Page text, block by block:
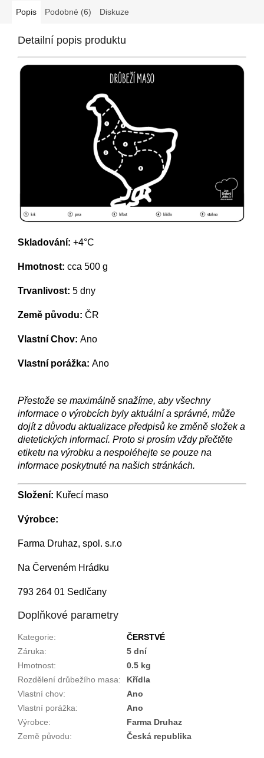
Popis Podobné (6) Diskuze
Detailní popis produktu
Skladování: +4°C
Hmotnost: cca 500 g
Trvanlivost: 5 dny
Země původu: ČR
Vlastní Chov: Ano
Vlastní porážka: Ano
Přestože se maximálně snažíme, aby všechny
informace o výrobcích byly aktuální a správné, může
dojít z důvodu aktualizace předpisů ke změně složek a
dietetických informací. Proto si prosím vždy přečtěte
etiketu na výrobku a nespoléhejte se pouze na
informace poskytnuté na našich stránkách.
Složení: Kuřecí maso
Výrobce:
Farma Druhaz, spol. s.r.o
Na Červeném Hrádku
793 264 01 Sedlčany
Doplňkové parametry
Kategorie:
ČERSTVÉ
Záruka:
5 dní
Hmotnost:
0.5 kg
Rozdělení drůbežího masa:
Křídla
Vlastní chov:
Ano
Vlastní porážka:
Ano
Výrobce:
Farma Druhaz
Země původu: Česká republika